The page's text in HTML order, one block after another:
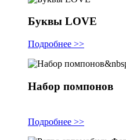
Буквы LOVE
Подробнее >>
Набор помпонов
Подробнее >>